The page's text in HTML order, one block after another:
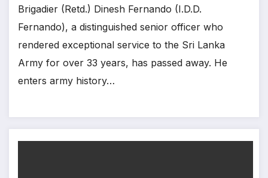
Brigadier (Retd.) Dinesh Fernando (I.D.D.
Fernando), a distinguished senior officer who
rendered exceptional service to the Sri Lanka
Army for over 33 years, has passed away. He
enters army history…